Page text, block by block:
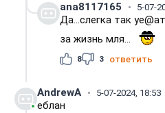
ana8117165 5-07-
Да...слегка так
за жизнь мля...
8 3 ответить
AndrewA 5-07-2024, 18:53
еблан